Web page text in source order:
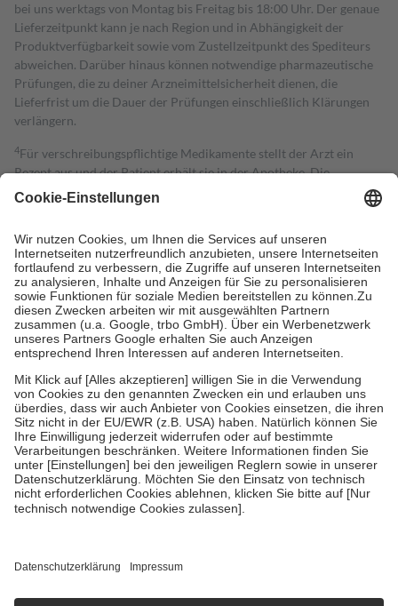
bei uns werktags von Montag bis Freitag bis 18:00 Uhr. Der genaue
Lieferzeitpunkt kann je nach Region und in Abhängigkeit der
Produktverfügbarkeit sowie vom Zustellzeitpunkt des Spediteurs
abweichen. Darüber hinaus können notwendige pharmazeutische
Prüfungen, die zu deiner Arzneimittelsicherheit dienen, die
Lieferfrist um die Dauer der Prüfungen einschließlich Klärungen
verlängern.
4Für verschreibungspflichtige Medikamente stellt der Arzt ein
Rezept aus und der Patient erhält sie in der Apotheke. Die
gesetzliche Krankenversicherung übernimmt in der Regel die
Kosten dafür, der Versicherte trägt einen Teil davon als Zuzahlung
Grundsätzlich leisten Mitglieder Zuzahlungen in Höhe von zehn
Prozent des Abgabepreises,mindestens jedochfünf Euround
höchstens zehn Euro.Es sind jedoch nie mehr als die tatsächlichen
Kosten der Leistung zu entrichten.
Diese Regeln gelten grundsätzlich auch für Online-Apotheken.
Bei Heilmitteln und häuslicher Krankenpflege beträgt die
Zuzahlung zehn Prozent der Kosten sowie zehn Euro je
Verordnung.
Um das Engagement der Versicherten für ihre eigene Gesundheit zu
stärken und die besondere Stellung der Familie zu unterstützen,
fallenkeine Zuzahlungenan bei:
• Kindern und Jugendlichen bis zum vollendeten 18. Lebensjahr
mit Ausnahme der Fahrkosten
• Untersuchungen zur Vorsorge und Früherkennung, die von der
GKV getragen werden
Einholung von Bewertungen. Trusted Shops hat Maßnahmen